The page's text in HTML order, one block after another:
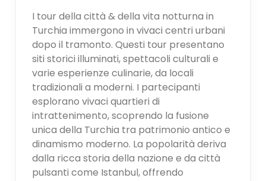
I tour della città & della vita notturna in
Turchia immergono in vivaci centri urbani
dopo il tramonto. Questi tour presentano
siti storici illuminati, spettacoli culturali e
varie esperienze culinarie, da locali
tradizionali a moderni. I partecipanti
esplorano vivaci quartieri di
intrattenimento, scoprendo la fusione
unica della Turchia tra patrimonio antico e
dinamismo moderno. La popolarità deriva
dalla ricca storia della nazione e da città
pulsanti come Istanbul, offrendo